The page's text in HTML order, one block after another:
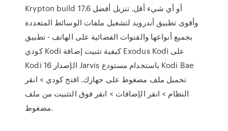
Krypton build 17.6 أو أي شيء أقل. تنزيل أفضل
وأقوى تطبيق أندرويد لتشغيل ملفات الوسائط المتعددة
بجميع أنواعها والقنوات الفضائية على الهاتف - تطبيق
كودي Kodi كيفية تثبيت إضافة Exodus Kodi على
Kodi الإصدار 16 Jarvis باستخدام مستودع Kodi Bae
تحميل ملف مضغوط على جهازك. افتح كودي > انقر
النظام > انقر الإضافات > انقر فوق التثبيت من ملف
مضغوط.